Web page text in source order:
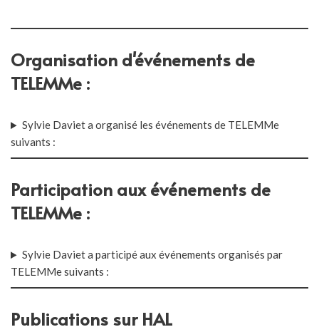
Organisation d'événements de
TELEMMe :
Sylvie Daviet a organisé les événements de TELEMMe
suivants :
Participation aux événements de
TELEMMe :
Sylvie Daviet a participé aux événements organisés par
TELEMMe suivants :
Publications sur HAL